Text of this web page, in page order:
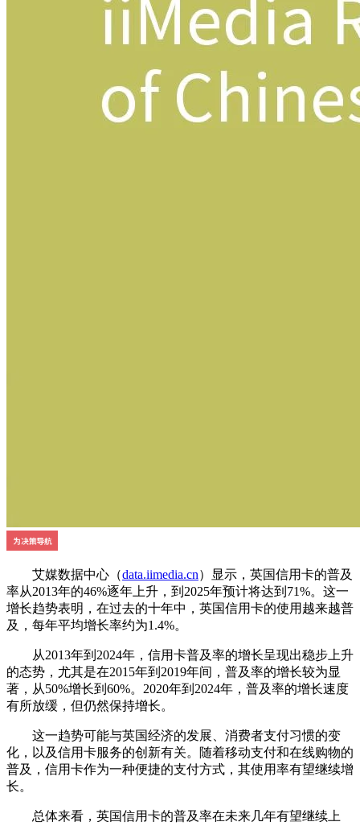
艾媒数据中心（data.iimedia.cn）显示，英国信用卡的普及
率从2013年的46%逐年上升，到2025年预计将达到71%。这一
增长趋势表明，在过去的十年中，英国信用卡的使用越来越普
及，每年平均增长率约为1.4%。
从2013年到2024年，信用卡普及率的增长呈现出稳步上升
的态势，尤其是在2015年到2019年间，普及率的增长较为显
著，从50%增长到60%。2020年到2024年，普及率的增长速度
有所放缓，但仍然保持增长。
这一趋势可能与英国经济的发展、消费者支付习惯的变
化，以及信用卡服务的创新有关。随着移动支付和在线购物的
普及，信用卡作为一种便捷的支付方式，其使用率有望继续增
长。
总体来看，英国信用卡的普及率在未来几年有望继续上